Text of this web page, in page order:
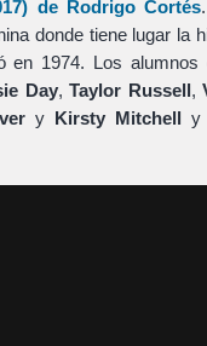
de Rodrigo Cortés
donde tiene lugar la
en 1974. Los alumnos
Day,Taylor Russell,
y Kirsty Mitchell y